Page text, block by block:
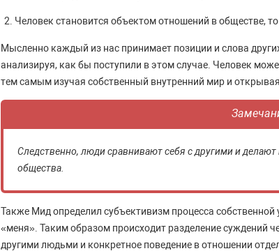
Человек становится объектом отношений в обществе,
Мысленно каждый из нас принимает позиции и слова
анализируя, как бы поступили в этом случае. Человек
тем самым изучая собственный внутренний мир и открывая
Следственно, люди сравнивают себя с другими и
общества.
Также Мид определил субъективизм процесса
«меня». Таким образом происходит разделение суждений
другими людьми и конкретное поведение в отношении